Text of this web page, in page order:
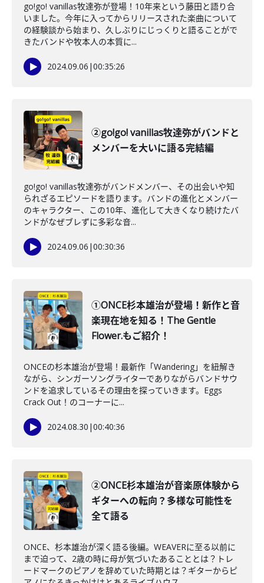
go!go! vanillas牧達弥が登場！10年来という藤田と語り合
いました。今年に入ってからリリースされた楽曲について
の経験談から始まり、久しぶりにじっくりと語ることがで
きたバンドや牧本人の本質に...
2024.09.06 |00:35:26
②go!go! vanillas牧達弥がバンドと
メンバーを大いに語る完結編
go!go! vanillas牧達弥がバンドメンバー、その出会いや知
られざるエピソードを語ります。バンドの進化とメンバー
のキャラクター、この10年、進化して大きくなり続けたバ
ンドがなぜブレずに多彩な音...
2024.09.06 |00:30:36
①ONCE杉本雄治が登場！新作と音
楽現在地を知る！The Gentle
Flower.もご紹介！
ONCEの杉本雄治が登場！最新作「Wandering」を紐解き
ながら、シンガーソングライターでありながらバンドサウ
ンドを追求しているその理由を探っていきます。Eggs
Crack Out！のコーナーに...
2024.08.30 |00:40:36
②ONCE杉本雄治が音楽原体験から
ギターへの転向？多様な可能性を
全て語る
ONCE、杉本雄治が深く語る後編。WEAVERに至る以前に
まで迫って、2歳の時に母が気づいたあることとは？トレ
ードマークのピアノを辞めていた時期とは？ギターからピ